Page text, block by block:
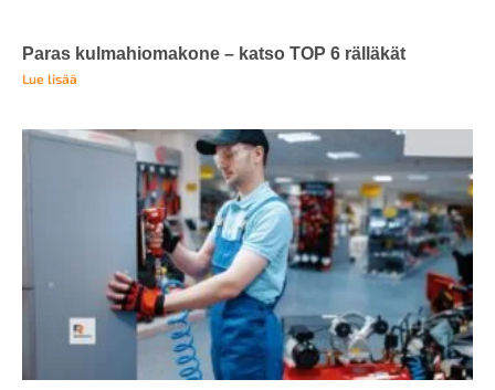
Paras kulmahiomakone – katso TOP 6 rälläkät
Lue lisää